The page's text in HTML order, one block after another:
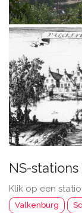
NS-
Klik op een
Valkenburg